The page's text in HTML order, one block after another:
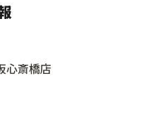
心斎橋店